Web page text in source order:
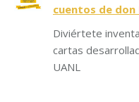
cuentos de don
Diviértete
cartas
UANL